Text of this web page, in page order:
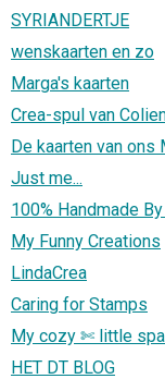
SYRIANDERTJE
wenskaarten en zo
Marga's kaarten
Crea-spul van
De kaarten van ons
Just me...
100% Handmade
My Funny Creations
LindaCrea
Caring for Stamps
My cozy ✄ little
HET DT BLOG